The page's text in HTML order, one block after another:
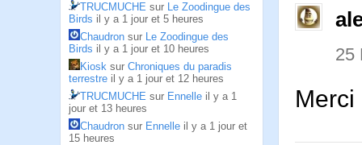
TRUCMUCHE sur Le Zoodingue des
Birds il y a 1 jour et 5 heures
Chaudron sur Le Zoodingue des
Birds il y a 1 jour et 10 heures
Kiosk sur Chroniques du paradis
terrestre il y a 1 jour et 12 heures
TRUCMUCHE sur Ennelle il y a 1
jour et 13 heures
Chaudron sur Ennelle il y a 1 jour et
15 heures
25